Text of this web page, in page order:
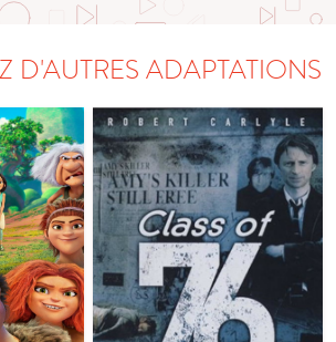
D'AUTRES ADAPTATIONS